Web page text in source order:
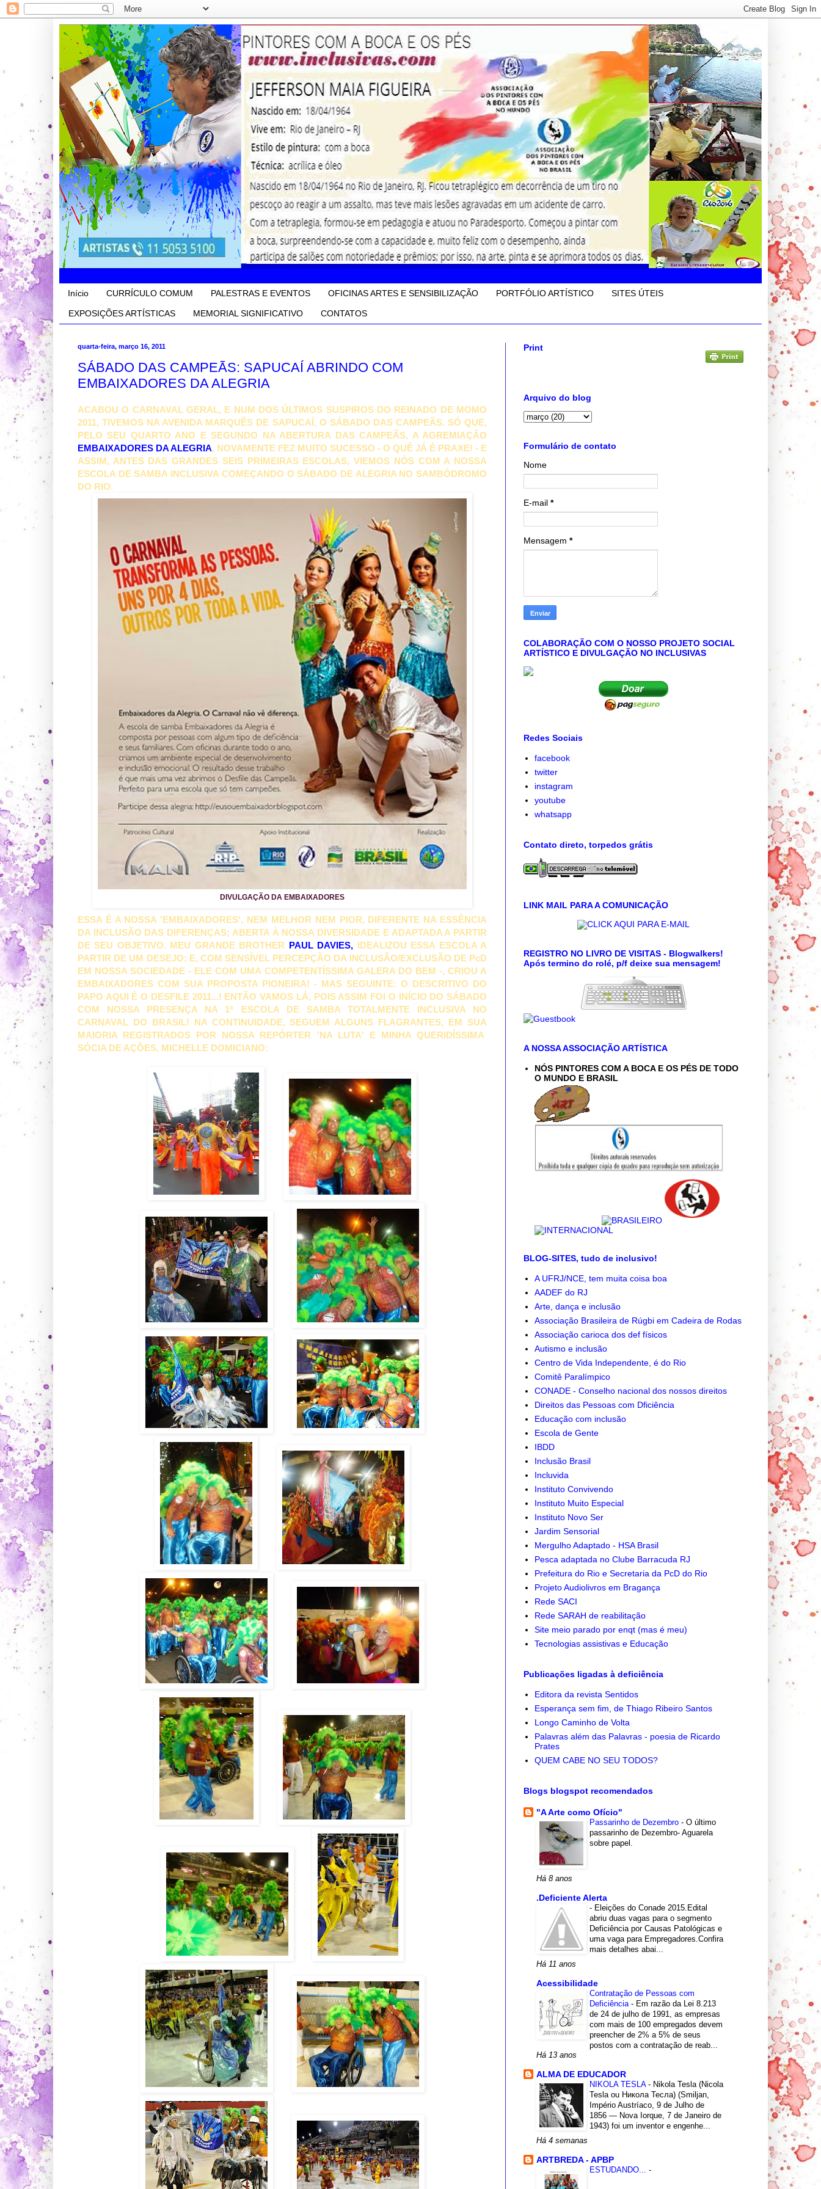
Início CURRÍCULO COMUM PALESTRAS E EVENTOS OFICINAS ARTES E SENSIBILIZAÇÃO PORTFÓLIO ARTÍSTICO SITES ÚTEIS
EXPOSIÇÕES ARTÍSTICAS MEMORIAL SIGNIFICATIVO CONTATOS
quarta-feira, março 16, 2011
SÁBADO DAS CAMPEÃS: SAPUCAÍ ABRINDO COM
EMBAIXADORES DA ALEGRIA
ACABOU O CARNAVAL GERAL, E NUM DOS ÚLTIMOS SUSPIROS DO REINADO DE MOMO
2011, TIVEMOS NA AVENIDA MARQUÊS DE SAPUCAÍ, O SÁBADO DAS CAMPEÃS. SÓ QUE,
PELO SEU QUARTO ANO E SEGUNDO NA ABERTURA DAS CAMPEÃS, A AGREMIAÇÃO
EMBAIXADORES DA ALEGRIA, NOVAMENTE FEZ MUITO SUCESSO - O QUÊ JÁ É PRAXE! - E
ASSIM, ANTES DAS GRANDES SEIS PRIMEIRAS ESCOLAS, VIEMOS NÓS COM A NOSSA
ESCOLA DE SAMBA INCLUSIVA COMEÇANDO O SÁBADO DE ALEGRIA NO SAMBÓDROMO
DO RIO.
DIVULGAÇÃO DA EMBAIXADORES
ESSA É A NOSSA 'EMBAIXADORES', NEM MELHOR NEM PIOR, DIFERENTE NA ESSÊNCIA
DA INCLUSÃO DAS DIFERENÇAS; ABERTA À NOSSA DIVERSIDADE E ADAPTADA A PARTIR
DE SEU OBJETIVO. MEU GRANDE BROTHER PAUL DAVIES, IDEALIZOU ESSA ESCOLA A
PARTIR DE UM DESEJO; E, COM SENSÍVEL PERCEPÇÃO DA INCLUSÃO/EXCLUSÃO DE PcD
EM NOSSA SOCIEDADE - ELE COM UMA COMPETENTÍSSIMA GALERA DO BEM -, CRIOU A
EMBAIXADORES COM SUA PROPOSTA PIONEIRA! - MAS SEGUINTE: O DESCRITIVO DO
PAPO AQUI É O DESFILE 2011...! ENTÃO VAMOS LÁ, POIS ASSIM FOI O INÍCIO DO SÁBADO
COM NOSSA PRESENÇA NA 1ª ESCOLA DE SAMBA TOTALMENTE INCLUSIVA NO
CARNAVAL DO BRASIL! NA CONTINUIDADE, SEGUEM ALGUNS FLAGRANTES, EM SUA
MAIORIA REGISTRADOS POR NOSSA REPÓRTER 'NA LUTA' E MINHA QUERIDÍSSIMA
SÓCIA DE AÇÕES, MICHELLE DOMICIANO:
Print
Arquivo do blog
Formulário de contato
Nome
E-mail *
Mensagem *
COLABORAÇÃO COM O NOSSO PROJETO SOCIAL
ARTÍSTICO E DIVULGAÇÃO NO INCLUSIVAS
Redes Sociais
facebook
twitter
instagram
youtube
whatsapp
Contato direto, torpedos grátis
LINK MAIL PARA A COMUNICAÇÃO
CLICK AQUI PARA E-MAIL
REGISTRO NO LIVRO DE VISITAS - Blogwalkers!
Após termino do rolé, p/f deixe sua mensagem!
A NOSSA ASSOCIAÇÃO ARTÍSTICA
NÓS PINTORES COM A BOCA E OS PÉS DE TODO
O MUNDO E BRASIL
BLOG-SITES, tudo de inclusivo!
A UFRJ/NCE, tem muita coisa boa
AADEF do RJ
Arte, dança e inclusão
Associação Brasileira de Rúgbi em Cadeira de Rodas
Associação carioca dos def físicos
Autismo e inclusão
Centro de Vida Independente, é do Rio
Comitê Paralímpico
CONADE - Conselho nacional dos nossos direitos
Direitos das Pessoas com Dficiência
Educação com inclusão
Escola de Gente
IBDD
Inclusão Brasil
Incluvida
Instituto Convivendo
Instituto Muito Especial
Instituto Novo Ser
Jardim Sensorial
Mergulho Adaptado - HSA Brasil
Pesca adaptada no Clube Barracuda RJ
Prefeitura do Rio e Secretaria da PcD do Rio
Projeto Audiolivros em Bragança
Rede SACI
Rede SARAH de reabilitação
Site meio parado por enqt (mas é meu)
Tecnologias assistivas e Educação
Publicações ligadas à deficiência
Editora da revista Sentidos
Esperança sem fim, de Thiago Ribeiro Santos
Longo Caminho de Volta
Palavras além das Palavras - poesia de Ricardo
Prates
QUEM CABE NO SEU TODOS?
Blogs blogspot recomendados
"A Arte como Ofício"
Passarinho de Dezembro - O último
passarinho de Dezembro- Aguarela
sobre papel.
Há 8 anos
.Deficiente Alerta
- Eleições do Conade 2015.Edital
abriu duas vagas para o segmento
Deficiência por Causas Patológicas e
uma vaga para Empregadores.Confira
mais detalhes abai...
Há 11 anos
Acessibilidade
Contratação de Pessoas com
Deficiência - Em razão da Lei 8.213
de 24 de julho de 1991, as empresas
com mais de 100 empregados devem
preencher de 2% a 5% de seus
postos com a contratação de reab...
Há 13 anos
ALMA DE EDUCADOR
NIKOLA TESLA - Nikola Tesla (Nicola
Tesla ou Никола Тесла) (Smiljan,
Império Austríaco, 9 de Julho de
1856 — Nova Iorque, 7 de Janeiro de
1943) foi um inventor e engenhe...
Há 4 semanas
ARTBREDA - APBP
ESTUDANDO... -